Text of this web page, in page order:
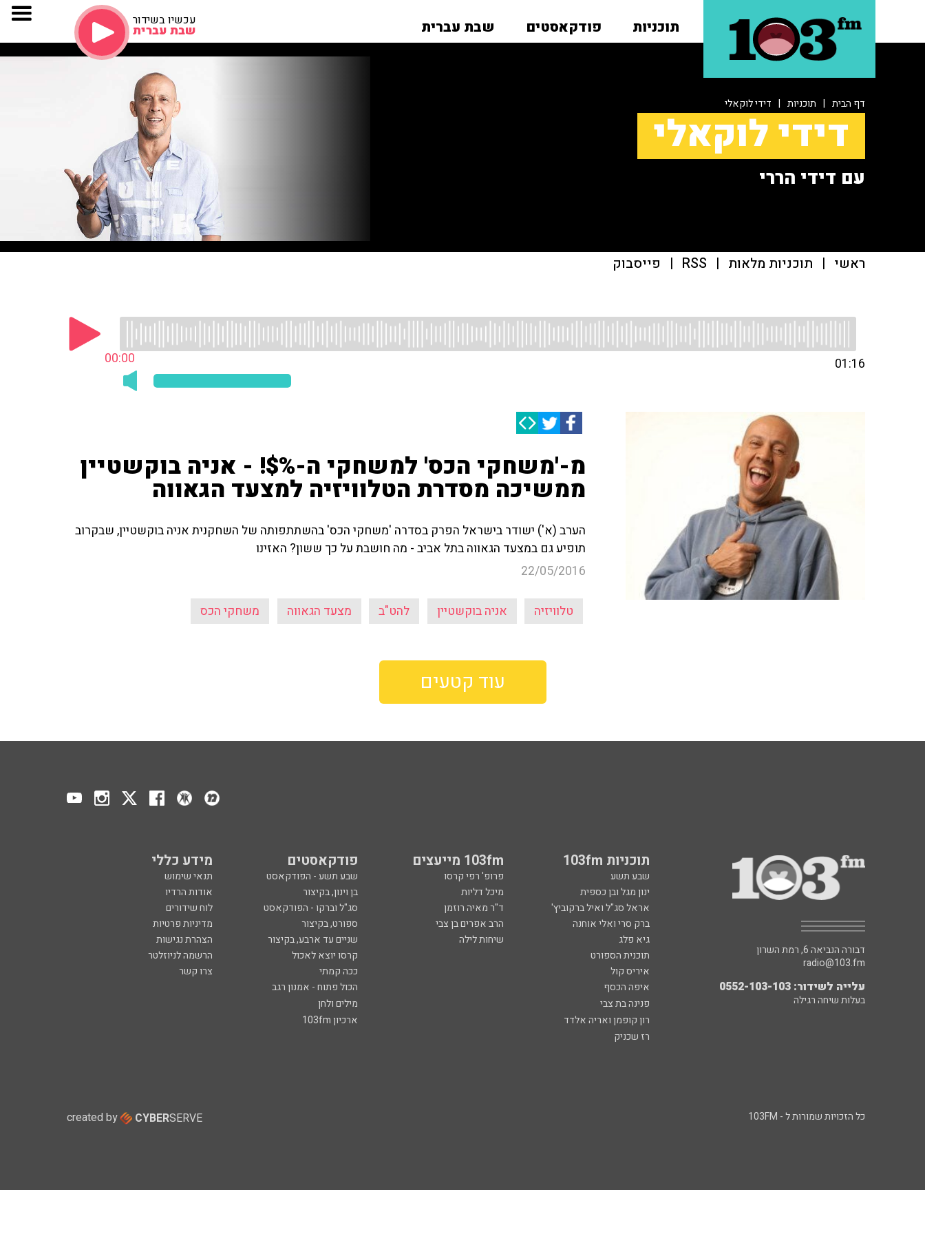
תוכניות פודקאסטים שבת עברית עכשיו בשידור
שבת עברית
דף הבית | תוכניות | דידי לוקאלי
דידי לוקאלי
עם דידי הררי
ראשי | תוכניות מלאות |
RSS
| פייסבוק
00:00 01:16
מ-'משחקי הכס' למשחקי ה-%$! - אניה בוקשטיין
ממשיכה מסדרת הטלוויזיה למצעד הגאווה
הערב (א') ישודר בישראל הפרק בסדרה 'משחקי הכס' בהשתתפותה של השחקנית אניה בוקשטיין, שבקרוב
תופיע גם במצעד הגאווה בתל אביב - מה חושבת על כך ששון? האזינו
22/05/2016
טלוויזיה אניה בוקשטיין להט"ב מצעד הגאווה משחקי הכס
עוד קטעים
תוכניות 103fm 103fm מייעצים פודקאסטים מידע כללי
שבע תשע פרופ' רפי קרסו שבע תשע - הפודקאסט
תנאי שימוש
ינון מגל ובן כספית
מיכל דליות בן וינון, בקיצור
אודות הרדיו
אראל סג"ל ואיל ברקוביץ'
ד"ר מאיה רוזמן סג"ל וברקו - הפודקאסט
לוח שידורים
ברק סרי ואלי אוחנה
הרב אפרים בן צבי ספורט, בקיצור
מדיניות פרטיות
גיא פלג
שיחות לילה שניים עד ארבע, בקיצור
הצהרת נגישות
תוכנית הספורט
קרסו יוצא לאכול
הרשמה לניוזלטר
איריס קול
ככה קמתי
צרו קשר
איפה הכסף
הכול פתוח - אמנון רגב
פנינה בת צבי
מילים ולחן
רון קופמן ואריה אלדד
ארכיון 103fm
רז שכניק
דבורה הנביאה 6, רמת השרון
radio@103.fm
עלייה לשידור: 0552-103-103
בעלות שיחה רגילה
כל הזכויות שמורות ל - 103FM created by CYBERSERVE